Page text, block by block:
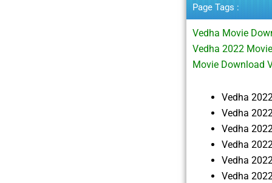
Page Tags :
Vedha Movie
Vedha 2022
Movie Download
Vedha
Vedha
Vedha
Vedha
Vedha
Vedha